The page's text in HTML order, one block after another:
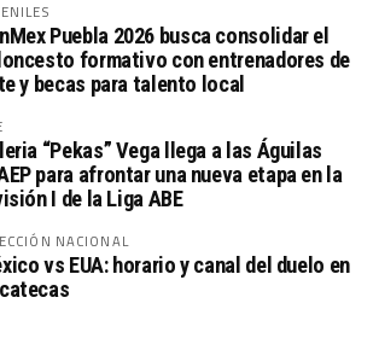
Puebla 2026 busca consolidar el
formativo con entrenadores de
y becas para talento local
“Pekas” Vega llega a las Águilas
para afrontar una nueva etapa en la
I de la Liga ABE
NACIONAL
vs EUA: horario y canal del duelo en